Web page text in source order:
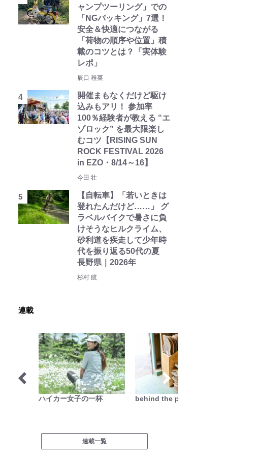
ャンプツーリング」での
「NGパッキング」7選！
安全＆快適につながる
「荷物の順序や位置」積
載のコツとは？「実体験
レポ」
辰口 稚菜
開催まもなくだけど駆け
込みもアリ！ 参加率
100％経験者が教える “エ
ゾロック” を最大限楽し
むコツ【RISING SUN
ROCK FESTIVAL 2026
in EZO・8/14～16】
今田 壮
【自転車】「若いときは
登れたんだけど……」 グ
ラベルバイクで暑さに負
けそうなヒルクライム、
砂利道を疾走して少年時
代を振り返る50代の夏
長野県｜2026年
杉村 航
連載
ハイカー女子の一杯 behind the products
連載一覧